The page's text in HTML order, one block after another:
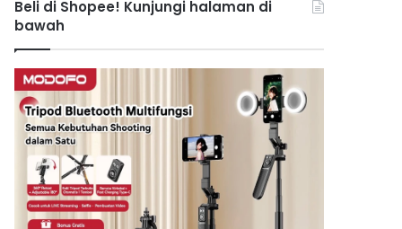
Beli di Shopee! Kunjungi halaman di
bawah